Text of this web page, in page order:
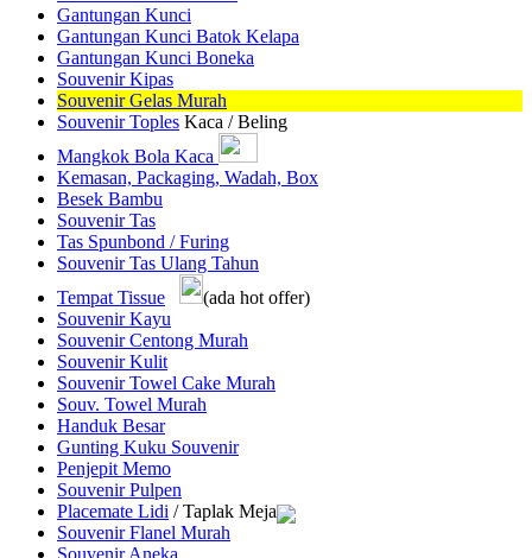
Gantungan Kunci
Gantungan Kunci Batok Kelapa
Gantungan Kunci Boneka
Souvenir Kipas
Souvenir Gelas Murah
Souvenir Toples Kaca / Beling
Mangkok Bola Kaca
Kemasan, Packaging, Wadah, Box
Besek Bambu
Souvenir Tas
Tas Spunbond / Furing
Souvenir Tas Ulang Tahun
Tempat Tissue
(ada hot offer)
Souvenir Kayu
Souvenir Centong Murah
Souvenir Kulit
Souvenir Towel Cake Murah
Souv. Towel Murah
Handuk Besar
Gunting Kuku Souvenir
Penjepit Memo
Souvenir Pulpen
Placemate Lidi / Taplak Meja
Souvenir Flanel Murah
Souvenir Aneka